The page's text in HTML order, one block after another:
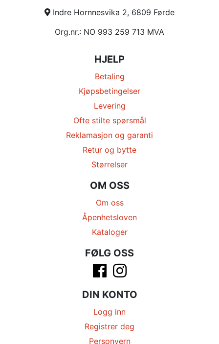
Indre Hornnesvika 2, 6809 Førde
Org.nr.: NO 993 259 713 MVA
HJELP
Betaling
Kjøpsbetingelser
Levering
Ofte stilte spørsmål
Reklamasjon og garanti
Retur og bytte
Størrelser
OM OSS
Om oss
Åpenhetsloven
Kataloger
FØLG OSS
DIN KONTO
Logg inn
Registrer deg
Personvern